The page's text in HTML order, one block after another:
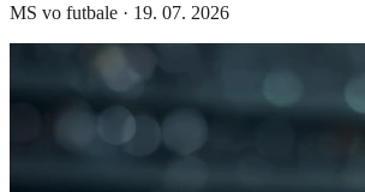
MS vo futbale · 19. 07. 2026